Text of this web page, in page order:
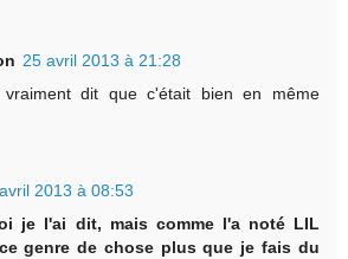
25 avril 2013 à 21:28
dit que c'était bien en même
2013 à 08:53
je l'ai dit, mais comme l'a noté LIL
genre de chose plus que je fais du